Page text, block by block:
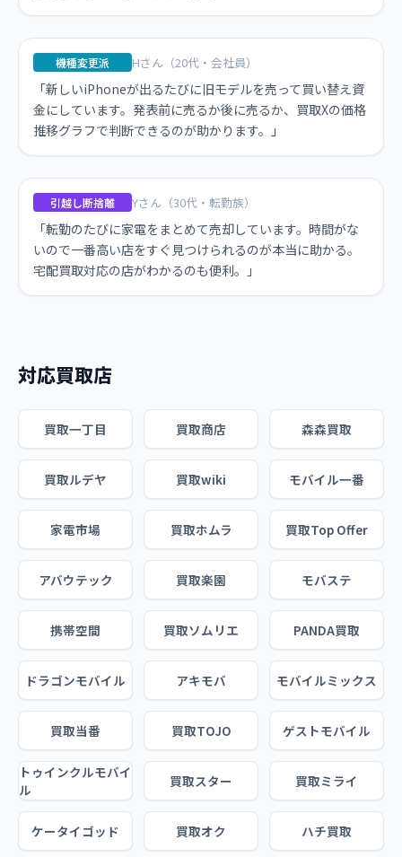
機種変更派 Hさん（20代・会社員）
「新しいiPhoneが出るたびに旧モデルを売って買い替え資
金にしています。発表前に売るか後に売るか、買取Xの価格
推移グラフで判断できるのが助かります。」
引越し断捨離 Yさん（30代・転勤族）
「転勤のたびに家電をまとめて売却しています。時間がな
いので一番高い店をすぐ見つけられるのが本当に助かる。
宅配買取対応の店がわかるのも便利。」
対応買取店
買取一丁目 買取商店 森森買取
買取ルデヤ 買取wiki モバイル一番
家電市場 買取ホムラ 買取Top Offer
アバウテック 買取楽園 モバステ
携帯空間 買取ソムリエ PANDA買取
ドラゴンモバイル アキモバ モバイルミックス
買取当番 買取TOJO ゲストモバイル
トゥインクルモバイ
ル
買取スター 買取ミライ
ケータイゴッド 買取オク ハチ買取